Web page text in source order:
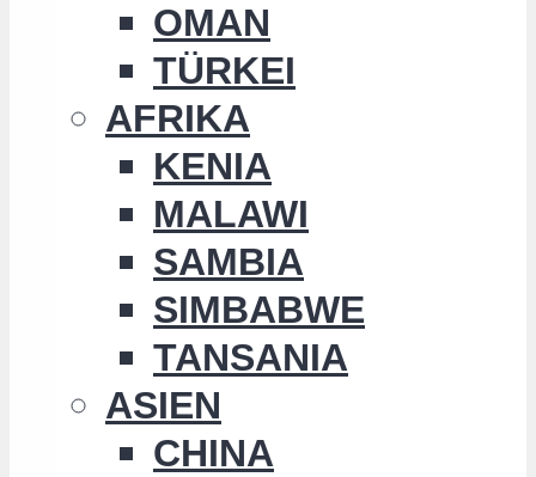
OMAN
TÜRKEI
AFRIKA
KENIA
MALAWI
SAMBIA
SIMBABWE
TANSANIA
ASIEN
CHINA